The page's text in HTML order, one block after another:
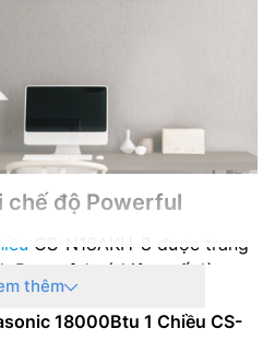
chế độ Powerful
CS-N18AKH-8 được trang
Powerful có hiệu suất làm
nhờ sử dụng máy nén và
suất tối đa nhanh hơn
thêm
18000Btu 1 Chiều CS-